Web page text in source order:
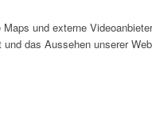
und externe
das Aussehen unserer